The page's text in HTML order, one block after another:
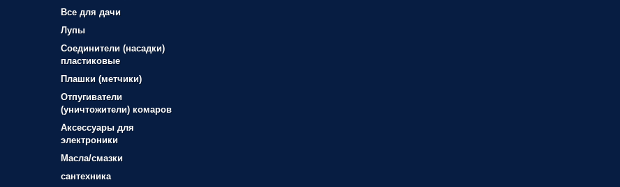
Все для дачи
Лупы
Соединители (насадки)
пластиковые
Плашки (метчики)
Отпугиватели
(уничтожители) комаров
Аксессуары для
электроники
Масла/смазки
сантехника